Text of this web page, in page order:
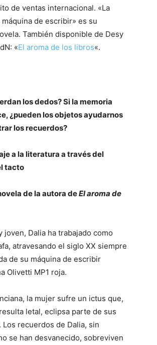
de ventas internacional. «La
de escribir» es su
También disponible de Desy
«El aroma de los libros«.
los dedos? Si la memoria
¿pueden los objetos ayudarnos
los recuerdos?
a la literatura a través del
tacto
de la autora deEl aroma de
joven, Dalia ha trabajado como
atravesando el siglo XX siempre
de su máquina de escribir
Olivetti MP1 roja.
la mujer sufre un ictus que,
letal, eclipsa parte de sus
Los recuerdos de Dalia, sin
se han desvanecido, sobreviven